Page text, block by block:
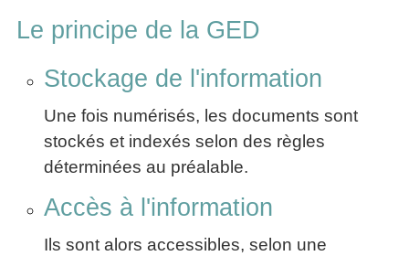
▶
Tous
articles
gratuits
»»»
Le principe de la GED
Stockage de l'information
Une fois numérisés, les documents sont
stockés et indexés selon des règles
déterminées au préalable.
Accès à l'information
Ils sont alors accessibles, selon une